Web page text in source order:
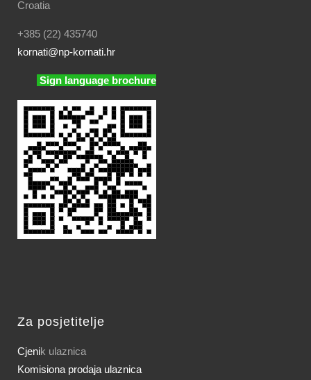
Croatia
+385 (22) 435740
kornati@np-kornati.hr
Sign language brochure
Za posjetitelje
Cjenik ulaznica
Komisiona prodaja ulaznica